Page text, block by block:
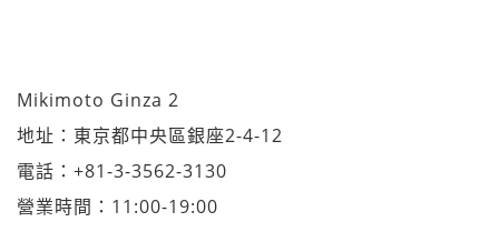
Mikimoto Ginza 2
地址：東京都中央區銀座2-4-12
電話：+81-3-3562-3130
營業時間：11:00-19:00